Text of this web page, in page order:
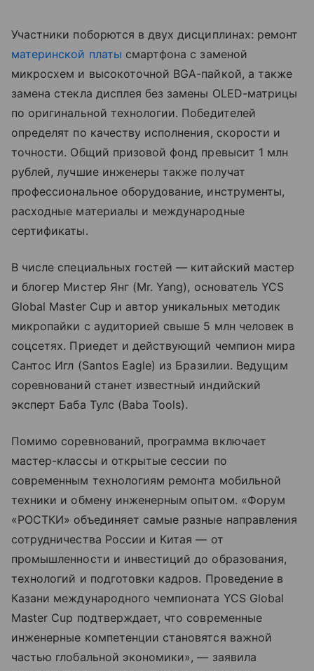
Участники поборются в двух дисциплинах: ремонт
материнской платы смартфона с заменой
микросхем и высокоточной BGA-пайкой, а также
замена стекла дисплея без замены OLED-матрицы
по оригинальной технологии. Победителей
определят по качеству исполнения, скорости и
точности. Общий призовой фонд превысит 1 млн
рублей, лучшие инженеры также получат
профессиональное оборудование, инструменты,
расходные материалы и международные
сертификаты.
В числе специальных гостей — китайский мастер
и блогер Мистер Янг (Mr. Yang), основатель YCS
Global Master Cup и автор уникальных методик
микропайки с аудиторией свыше 5 млн человек в
соцсетях. Приедет и действующий чемпион мира
Сантос Игл (Santos Eagle) из Бразилии. Ведущим
соревнований станет известный индийский
эксперт Баба Тулс (Baba Tools).
Помимо соревнований, программа включает
мастер-классы и открытые сессии по
современным технологиям ремонта мобильной
техники и обмену инженерным опытом. «Форум
«РОСТКИ» объединяет самые разные направления
сотрудничества России и Китая — от
промышленности и инвестиций до образования,
технологий и подготовки кадров. Проведение в
Казани международного чемпионата YCS Global
Master Cup подтверждает, что современные
инженерные компетенции становятся важной
частью глобальной экономики», — заявила